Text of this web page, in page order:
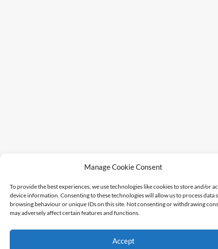
Manage Cookie Consent
To provide the best experiences, we use technologies like cookies to store and/or
device information. Consenting to these technologies will allow us to process data
browsing behaviour or unique IDs on this site. Not consenting or withdrawing
may adversely affect certain features and functions.
Accept